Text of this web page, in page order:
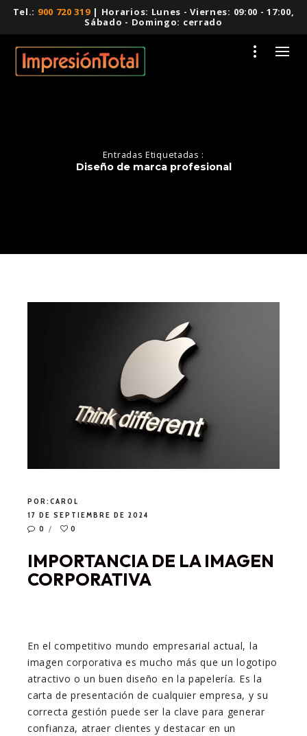
Tel.: 900 720 319| Horarios: Lunes - Viernes: 09:00 - 17:00,
Sábado - Domingo: cerrado
Entradas Etiquetadas :
Diseño de marca profesional
POR:CAROL
17 DE SEPTIEMBRE DE 2024
0
0
IMPORTANCIA DE LA IMAGEN
CORPORATIVA
En el competitivo mundo empresarial actual, la
imagen corporativa es mucho más que un logotipo
atractivo o un buen diseño en la papelería. Es la
carta de presentación de cualquier empresa, y su
correcta gestión puede ser la clave para generar
confianza, atraer clientes y destacar en un